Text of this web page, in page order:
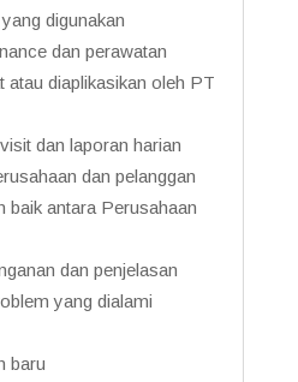
digunakan
dan perawatan
atau diaplikasikan oleh PT
dan laporan harian
dan pelanggan
baik antara Perusahaan
dan penjelasan
yang dialami
baru